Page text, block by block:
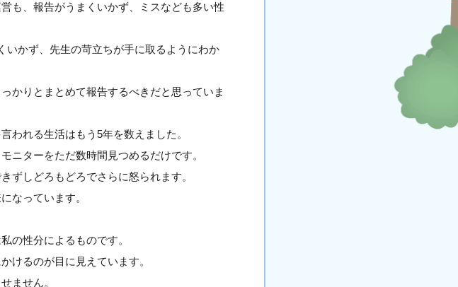
も、報告がうまくいかず、ミスなども多い性
いかず、先生の苛立ちが手に取るようにわか
かりとまとめて報告するべきだと思っていま
われる生活はもう5年を数えました。
ニターをただ数時間見つめるだけです。
ずしどろもどろでさらに怒られます。
なっています。
の性分によるものです。
けるのが目に見えています。
ません。